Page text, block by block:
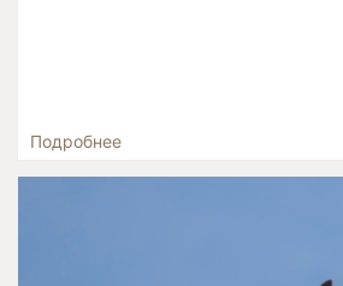
Подробнее